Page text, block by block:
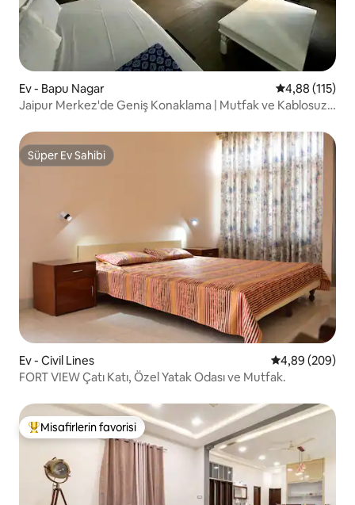
Ev - Bapu Nagar 5 üzerinden
4,88 (115)
Jaipur Merkez'de Geniş Konaklama | Mutfak ve Kablosuz
Süper Ev Sahibi
Süper Ev Sahibi
Ev - Civil Lines 5 üzerinden
4,89 (209)
FORT VIEW Çatı Katı, Özel Yatak Odası ve Mutfak.
Misafirlerin favorilerinden en beğenilenler arasında
Misafirlerin favorisi